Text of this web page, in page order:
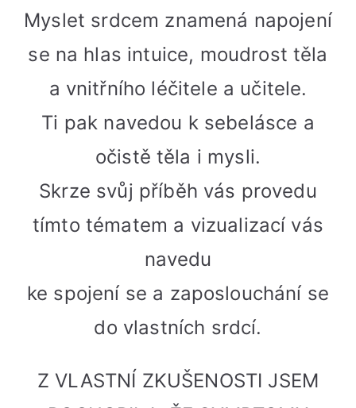
19:30
hodin
BESEDA
MYSLET
TĚLEM
Myslet srdcem znamená napojení
se na hlas intuice, moudrost těla
a vnitřního léčitele a učitele.
Ti pak navedou k sebelásce a
očistě těla i mysli.
Skrze svůj příběh vás provedu
tímto tématem a vizualizací vás
navedu
ke spojení se a zaposlouchání se
do vlastních srdcí.
Z VLASTNÍ ZKUŠENOSTI JSEM